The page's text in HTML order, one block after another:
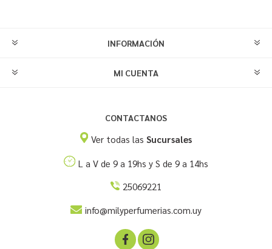
INFORMACIÓN
MI CUENTA
CONTACTANOS
Ver todas las Sucursales
L a V de 9 a 19hs y S de 9 a 14hs
25069221
info@milyperfumerias.com.uy